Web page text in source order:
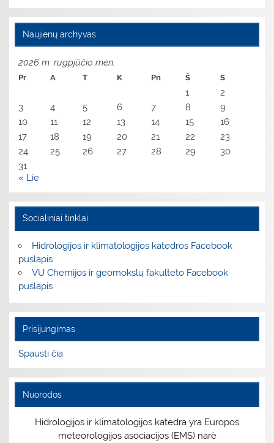
Naujienų archyvas
2026 m. rugpjūčio mėn.
Pr A T K Pn Š S
1
2
3
4 5 6 7 8
9
10
11 12 13 14 15
16
17
18 19 20 21 22
23
24
25 26 27 28 29
30
31
« Lie
Socialiniai tinklai
Hidrologijos ir klimatologijos katedros Facebook
puslapis
VU Chemijos ir geomokslų fakulteto Facebook
puslapis
Prisijungimas
Spausti čia
Nuorodos
Hidrologijos ir klimatologijos katedra yra Europos
meteorologijos asociacijos (EMS) narė